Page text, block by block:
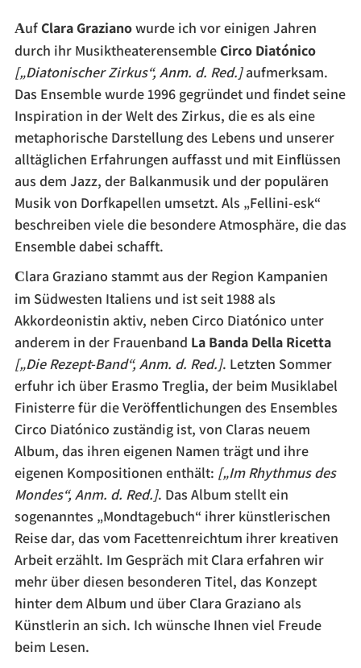
AufClara Grazianowurde ich vor einigen Jahren
durch ihr MusiktheaterensembleCirco Diatónico
[„Diatonischer Zirkus“, Anm. d. Red.]aufmerksam.
Das Ensemble wurde 1996 gegründet und findet seine
Inspiration in der Welt des Zirkus, die es als eine
metaphorische Darstellung des Lebens und unserer
alltäglichen Erfahrungen auffasst und mit Einflüssen
aus dem Jazz, der Balkanmusik und der populären
Musik von Dorfkapellen umsetzt. Als „Fellini-esk“
beschreiben viele die besondere Atmosphäre, die das
Ensemble dabei schafft.
Clara Graziano stammt aus der Region Kampanien
im Südwesten Italiens und ist seit 1988 als
Akkordeonistin aktiv, neben Circo Diatónico unter
anderem in der Frauenband La Banda Della Ricetta
[„Die Rezept-Band“, Anm. d. Red.]. Letzten Sommer
erfuhr ich über Erasmo Treglia, der beim Musiklabel
Finisterre für die Veröffentlichungen des Ensembles
Circo Diatónico zuständig ist, von Claras neuem
Album, das ihren eigenen Namen trägt und ihre
eigenen Kompositionen enthält: [„Im Rhythmus des
Mondes“, Anm. d. Red.]. Das Album stellt ein
sogenanntes „Mondtagebuch“ ihrer künstlerischen
Reise dar, das vom Facettenreichtum ihrer kreativen
Arbeit erzählt. Im Gespräch mit Clara erfahren wir
mehr über diesen besonderen Titel, das Konzept
hinter dem Album und über Clara Graziano als
Künstlerin an sich. Ich wünsche Ihnen viel Freude
beim Lesen.